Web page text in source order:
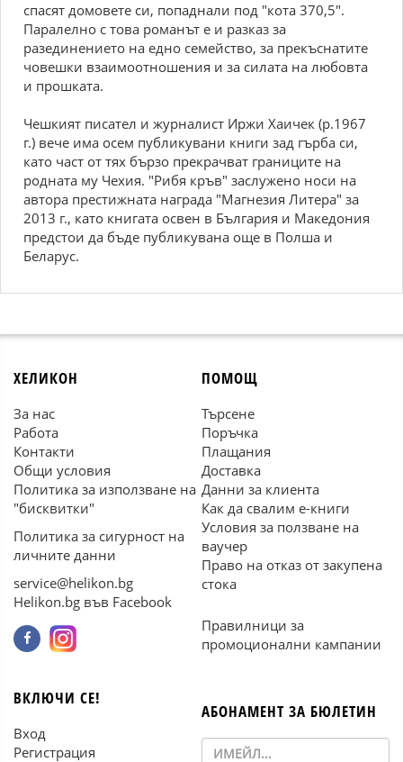
спасят домовете си, попаднали под "кота 370,5".
Паралелно с това романът е и разказ за
разединението на едно семейство, за прекъснатите
човешки взаимоотношения и за силата на любовта
и прошката.
Чешкият писател и журналист Иржи Хаичек (р.1967
г.) вече има осем публикувани книги зад гърба си,
като част от тях бързо прекрачват границите на
родната му Чехия. "Рибя кръв" заслужено носи на
автора престижната награда "Магнезия Литера" за
2013 г., като книгата освен в България и Македония
предстои да бъде публикувана още в Полша и
Беларус.
ХЕЛИКОН
За нас
Работа
Контакти
Общи условия
Политика за използване на
"бисквитки"
Политика за сигурност на
личните данни
service@helikon.bg
Helikon.bg във Facebook
ПОМОЩ
Търсене
Поръчка
Плащания
Доставка
Данни за клиента
Как да свалим е-книги
Условия за ползване на
ваучер
Право на отказ от закупена
стока
Правилници за
промоционални кампании
ВКЛЮЧИ СЕ!
Вход
Регистрация
АБОНАМЕНТ ЗА БЮЛЕТИН